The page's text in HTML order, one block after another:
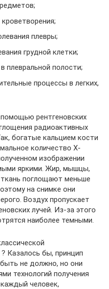
плевры;
грудной клетки;
плевральной полости;
процессы в легких,
рентгеновских
радиоактивных
богатые кальцием кости
количество Х-
изображении
яркими. Жир, мышцы,
поглощают меньше
на снимке они
Воздух пропускает
лучей. Из-за этого
наиболее темными.
Казалось бы, принцип
не должно, но они
технологий получения
человек,